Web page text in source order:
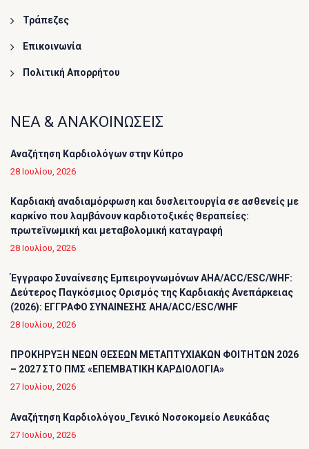
Τράπεζες
Επικοινωνία
Πολιτική Απορρήτου
ΝΕΑ & ΑΝΑΚΟΙΝΩΣΕΙΣ
Αναζήτηση Καρδιολόγων στην Κύπρο
28 Ιουλίου, 2026
Καρδιακή αναδιαμόρφωση και δυσλειτουργία σε ασθενείς με
καρκίνο που λαμβάνουν καρδιοτοξικές θεραπείες:
πρωτεϊνωμική και μεταβολομική καταγραφή
28 Ιουλίου, 2026
Έγγραφο Συναίνεσης Εμπειρογνωμόνων AHA/ACC/ESC/WHF:
Δεύτερος Παγκόσμιος Ορισμός της Καρδιακής Ανεπάρκειας
(2026): ΕΓΓΡΑΦΟ ΣΥΝΑΙΝΕΣΗΣ AHA/ACC/ESC/WHF
28 Ιουλίου, 2026
ΠΡΟΚΗΡΥΞΗ ΝΕΩΝ ΘΕΣΕΩΝ ΜΕΤΑΠΤΥΧΙΑΚΩΝ ΦΟΙΤΗΤΩΝ 2026
– 2027 ΣΤΟ ΠΜΣ «ΕΠΕΜΒΑΤΙΚΗ ΚΑΡΔΙΟΛΟΓΙΑ»
27 Ιουλίου, 2026
Αναζήτηση Καρδιολόγου_Γενικό Νοσοκομείο Λευκάδας
27 Ιουλίου, 2026